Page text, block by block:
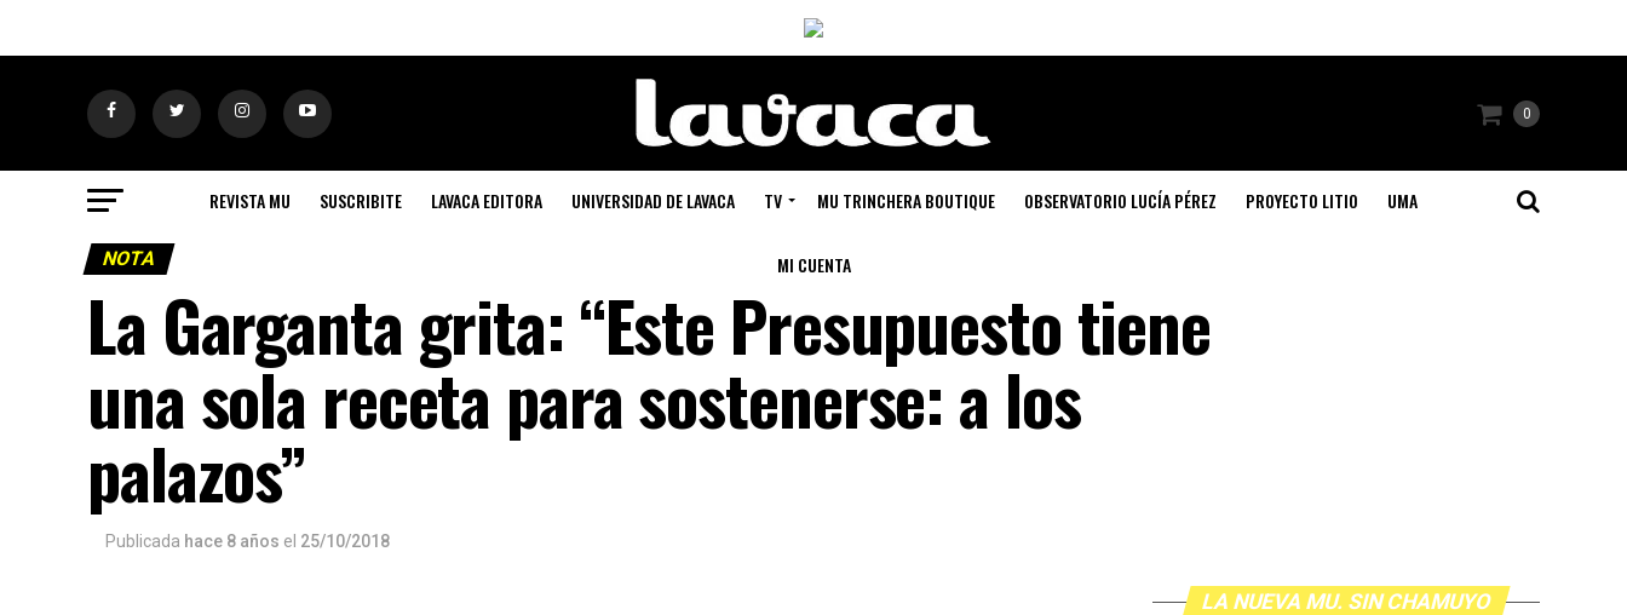
0
REVISTA MU SUSCRIBITE LAVACA EDITORA UNIVERSIDAD DE LAVACA TV MU TRINCHERA BOUTIQUE OBSERVATORIO LUCÍA PÉREZ PROYECTO LITIO UMA
MI CUENTA
NOTA
La Garganta grita: “Este Presupuesto tiene
una sola receta para sostenerse: a los
palazos”
Publicada hace 8 años el 25/10/2018
LA NUEVA MU. SIN CHAMUYO